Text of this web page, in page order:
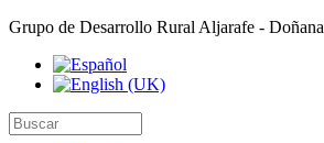
Grupo de Desarrollo Rural Aljarafe - Doñana